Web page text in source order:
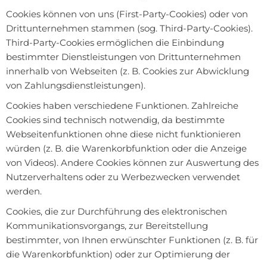
Cookies können von uns (First-Party-Cookies) oder von
Drittunternehmen stammen (sog. Third-Party-Cookies).
Third-Party-Cookies ermöglichen die Einbindung
bestimmter Dienstleistungen von Drittunternehmen
innerhalb von Webseiten (z. B. Cookies zur Abwicklung
von Zahlungsdienstleistungen).
Cookies haben verschiedene Funktionen. Zahlreiche
Cookies sind technisch notwendig, da bestimmte
Webseitenfunktionen ohne diese nicht funktionieren
würden (z. B. die Warenkorbfunktion oder die Anzeige
von Videos). Andere Cookies können zur Auswertung des
Nutzerverhaltens oder zu Werbezwecken verwendet
werden.
Cookies, die zur Durchführung des elektronischen
Kommunikationsvorgangs, zur Bereitstellung
bestimmter, von Ihnen erwünschter Funktionen (z. B. für
die Warenkorbfunktion) oder zur Optimierung der